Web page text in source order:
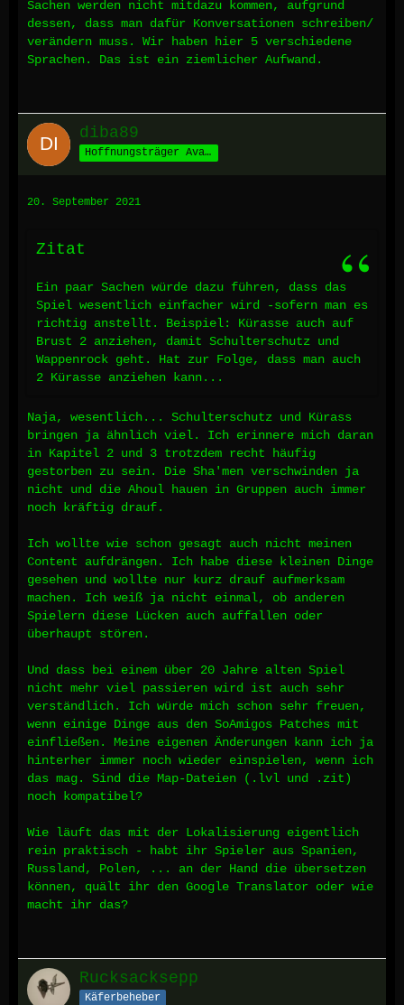
Sachen werden nicht mitdazu kommen, aufgrund
dessen, dass man dafür Konversationen schreiben/
verändern muss. Wir haben hier 5 verschiedene
Sprachen. Das ist ein ziemlicher Aufwand.
diba89
Hoffnungsträger Avalons
20. September 2021
Zitat
Ein paar Sachen würde dazu führen, dass das
Spiel wesentlich einfacher wird -sofern man es
richtig anstellt. Beispiel: Kürasse auch auf
Brust 2 anziehen, damit Schulterschutz und
Wappenrock geht. Hat zur Folge, dass man auch
2 Kürasse anziehen kann...
Naja, wesentlich... Schulterschutz und Kürass
bringen ja ähnlich viel. Ich erinnere mich daran
in Kapitel 2 und 3 trotzdem recht häufig
gestorben zu sein. Die Sha'men verschwinden ja
nicht und die Ahoul hauen in Gruppen auch immer
noch kräftig drauf.
Ich wollte wie schon gesagt auch nicht meinen
Content aufdrängen. Ich habe diese kleinen Dinge
gesehen und wollte nur kurz drauf aufmerksam
machen. Ich weiß ja nicht einmal, ob anderen
Spielern diese Lücken auch auffallen oder
überhaupt stören.
Und dass bei einem über 20 Jahre alten Spiel
nicht mehr viel passieren wird ist auch sehr
verständlich. Ich würde mich schon sehr freuen,
wenn einige Dinge aus den SoAmigos Patches mit
einfließen. Meine eigenen Änderungen kann ich ja
hinterher immer noch wieder einspielen, wenn ich
das mag. Sind die Map-Dateien (.lvl und .zit)
noch kompatibel?
Wie läuft das mit der Lokalisierung eigentlich
rein praktisch - habt ihr Spieler aus Spanien,
Russland, Polen, ... an der Hand die übersetzen
können, quält ihr den Google Translator oder wie
macht ihr das?
Rucksacksepp
Käferbeheber